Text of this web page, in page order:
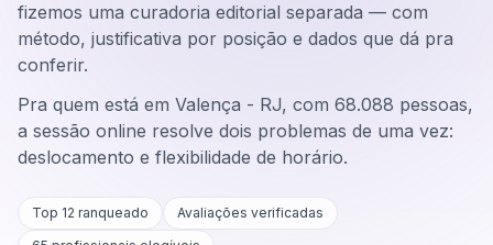
fizemos uma curadoria editorial separada — com
método, justificativa por posição e dados que dá pra
conferir.
Pra quem está em Valença - RJ, com 68.088 pessoas,
a sessão online resolve dois problemas de uma vez:
deslocamento e flexibilidade de horário.
Top 12 ranqueado
Avaliações verificadas